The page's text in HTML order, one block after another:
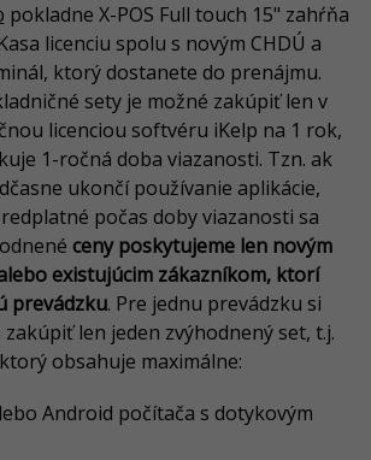
pokladne X-POS Full touch 15" zahŕňa
licenciu spolu s novým CHDÚ a
ktorý dostanete do prenájmu.
sety je možné zakúpiť len v
licenciou softvéru iKelp na 1 rok,
1-ročná doba viazanosti. Tzn. ak
ukončí používanie aplikácie,
počas doby viazanosti sa
ceny poskytujeme len novým
existujúcim zákazníkom, ktorí
prevádzku. Pre jednu prevádzku si
len jeden zvýhodnený set, t.j.
obsahuje maximálne:
Android počítača s dotykovým